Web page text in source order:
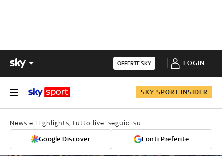
OFFERTE SKY LOGIN
SKY SPORT INSIDER
News e Highlights, tutto live: seguici su
Google Discover Fonti Preferite